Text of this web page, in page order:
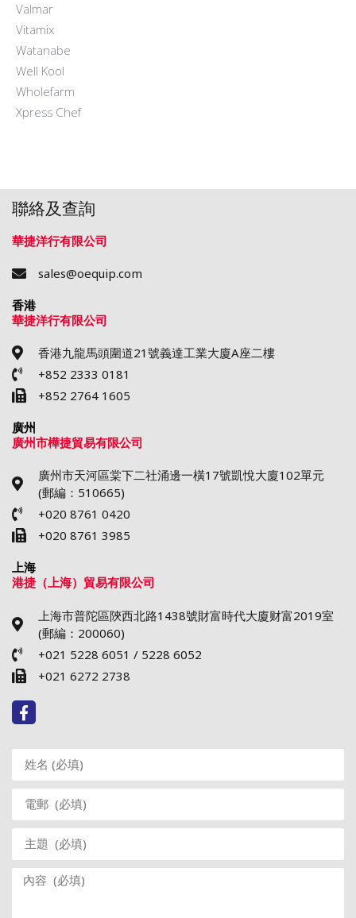
Valmar
Vitamix
Watanabe
Well Kool
Wholefarm
Xpress Chef
聯絡及查詢
華捷洋行有限公司
sales@oequip.com
香港
華捷洋行有限公司
香港九龍馬頭圍道21號義達工業大廈A座二樓
+852 2333 0181
+852 2764 1605
廣州
廣州市樺捷貿易有限公司
廣州市天河區棠下二社涌邊一橫17號凱悅大廈102單元
(郵編：510665)
+020 8761 0420
+020 8761 3985
上海
港捷（上海）貿易有限公司
上海市普陀區陝西北路1438號財富時代大廈财富2019室
(郵編：200060)
+021 5228 6051 / 5228 6052
+021 6272 2738